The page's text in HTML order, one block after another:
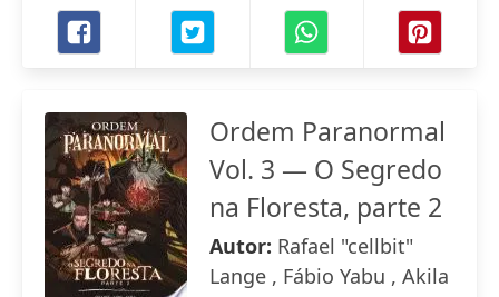
Ordem Paranormal
Vol. 3 — O Segredo
na Floresta, parte 2
Autor: Rafael "cellbit"
Lange , Fábio Yabu , Akila